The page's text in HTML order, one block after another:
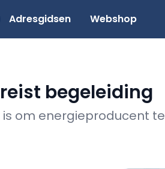
Adresgidsen Webshop
begeleiding
om energieproducent te